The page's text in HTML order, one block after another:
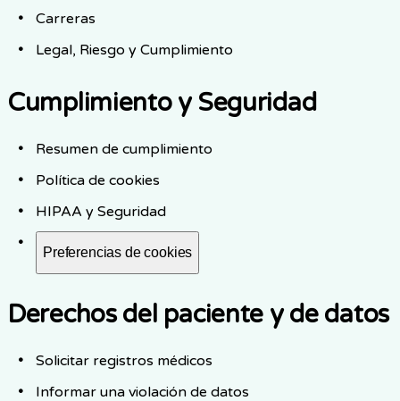
Carreras
Legal, Riesgo y Cumplimiento
Cumplimiento y Seguridad
Resumen de cumplimiento
Política de cookies
HIPAA y Seguridad
Preferencias de cookies
Derechos del paciente y de datos
Solicitar registros médicos
Informar una violación de datos